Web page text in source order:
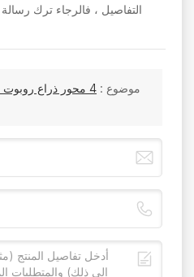
التفاصيل ، فالرجاء ترك
موضوع :
4 محور ذراع